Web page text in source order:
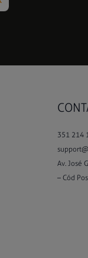
351 214
Av. José
– Cód